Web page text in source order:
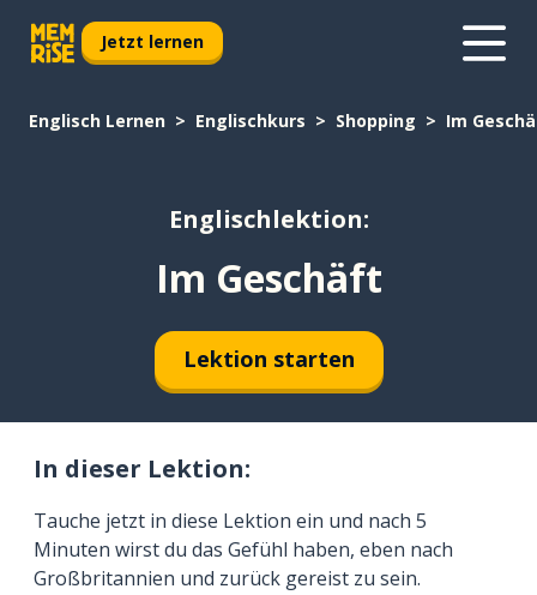
Jetzt lernen
Englisch Lernen Englischkurs Shopping Im
Englischlektion:
Im Geschäft
Lektion starten
In dieser Lektion:
Tauche jetzt in diese Lektion ein und nach 5
Minuten wirst du das Gefühl haben, eben nach
Großbritannien und zurück gereist zu sein.